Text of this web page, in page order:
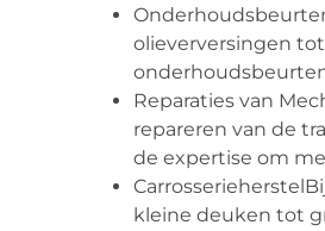
olieverversingen
Reparaties van
repareren van de
de expertise om
kleine deuken tot